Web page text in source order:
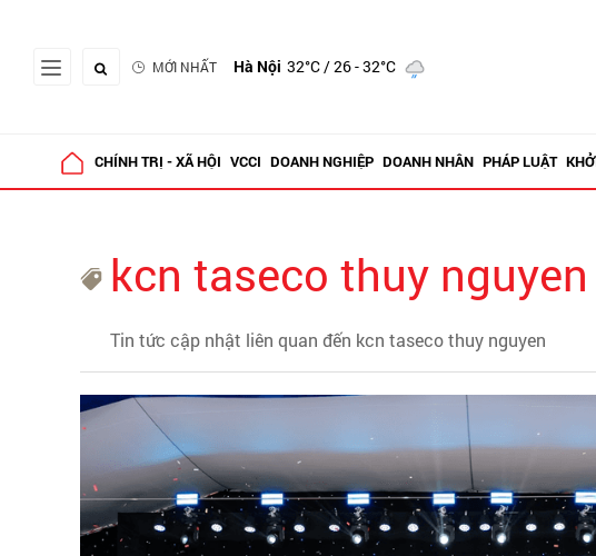
MỚI NHẤT Hà Nội 32°C/ 26 - 32°C
CHÍNH TRỊ - XÃ HỘI VCCI DOANH NGHIỆP DOANH NHÂN PHÁP LUẬT
kcn taseco thuy nguyen
Tin tức cập nhật liên quan đến kcn taseco thuy nguyen